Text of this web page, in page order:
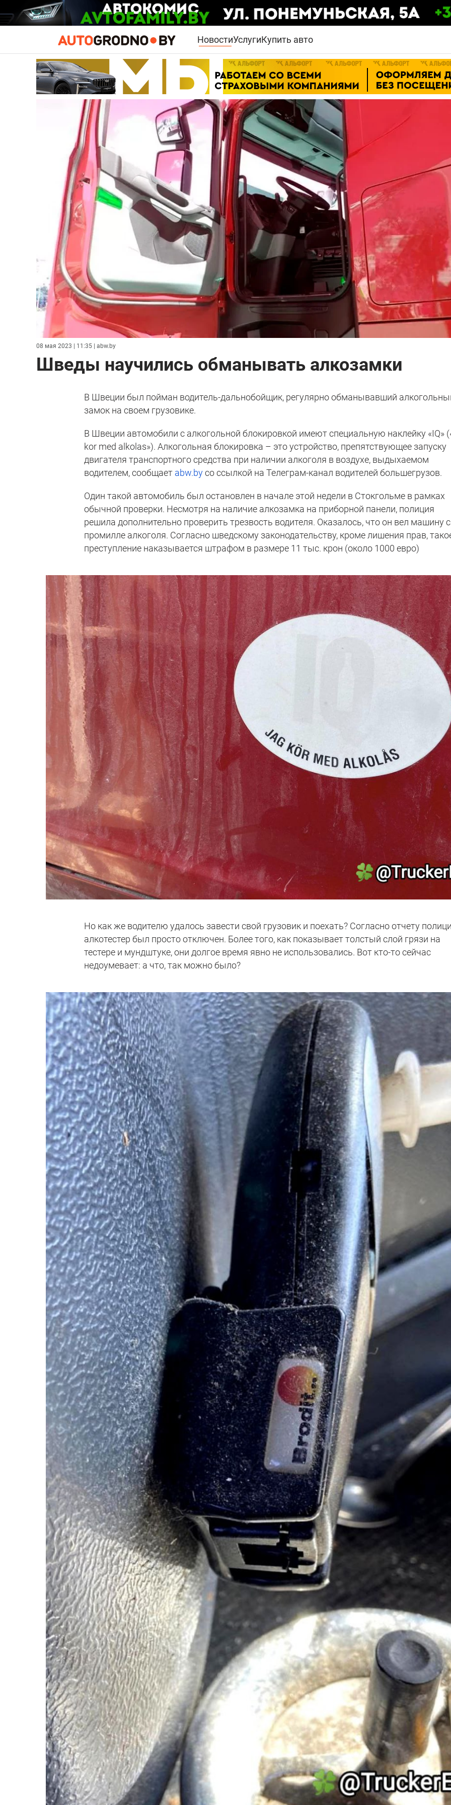
НовостиУслугиКупить авто
08 мая 2023 | 11:35 | abw.by
Шведы научились обманывать алкозамки
В Швеции был пойман водитель-дальнобойщик, регулярно обманывавший
замок на своем грузовике.
В Швеции автомобили с алкогольной блокировкой имеют специальную наклейку «IQ»
kor med alkolas»). Алкогольная блокировка – это устройство, препятствующее запуску
двигателя транспортного средства при наличии алкоголя в воздухе, выдыхаемом
водителем, сообщает abw.byсо ссылкой на Телеграм-канал водителей большегрузов.
Один такой автомобиль был остановлен в начале этой недели в Стокгольме в рамках
обычной проверки. Несмотря на наличие алкозамка на приборной панели, полиция
решила дополнительно проверить трезвость водителя. Оказалось, что он вел машину
промилле алкоголя. Согласно шведскому законодательству, кроме лишения прав,
преступление наказывается штрафом в размере 11 тыс. крон (около 1000 евро)
Но как же водителю удалось завести свой грузовик и поехать? Согласно отчету
алкотестер был просто отключен. Более того, как показывает толстый слой грязи на
тестере и мундштуке, они долгое время явно не использовались. Вот кто-то сейчас
недоумевает: а что, так можно было?